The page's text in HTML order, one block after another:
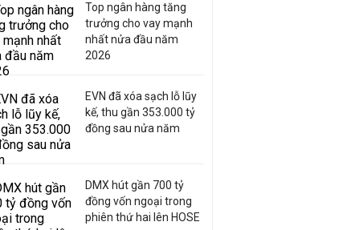
Top ngân hàng tăng
trưởng cho vay mạnh
nhất nửa đầu năm
2026
EVN đã xóa sạch lỗ lũy
kế, thu gần 353.000 tỷ
đồng sau nửa năm
DMX hút gần 700 tỷ
đồng vốn ngoại trong
phiên thứ hai lên HOSE